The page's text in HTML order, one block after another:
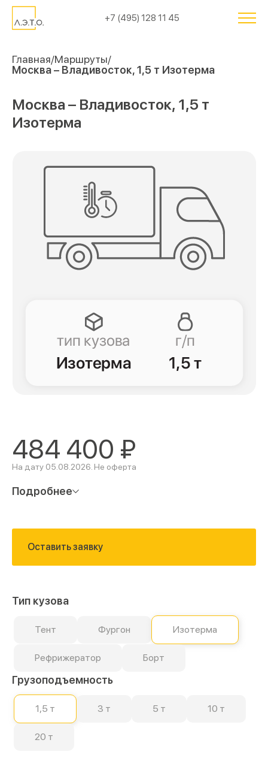
+7 (495) 128 11 45
Главная Маршруты
Москва – Владивосток, 1,5 т Изотерма
Москва – Владивосток, 1,5 т
Изотерма
484 400 ₽
На дату 05.08.2026. Не оферта
Подробнее
Оставить заявку
Тип кузова
Тент Фургон Изотерма
Рефрижератор Борт
Грузоподъемность
1,5 т 3 т 5 т 10 т
20 т